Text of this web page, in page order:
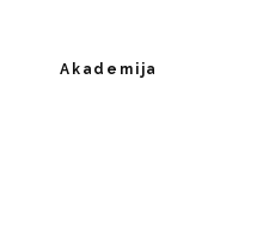
Akademija